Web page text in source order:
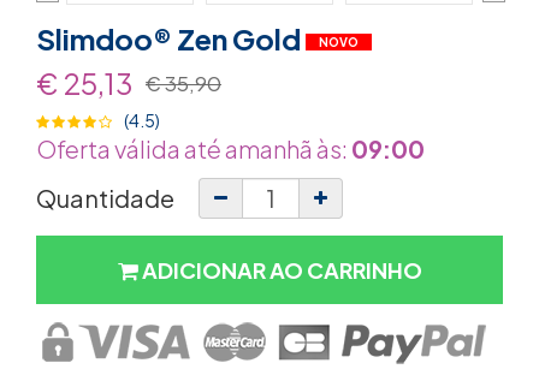
Slimdoo® Zen Gold NOVO
€ 35,90
€ 25,13
(4.5)
Oferta válida até amanhã às: 09:00
Quantidade
ADICIONAR AO CARRINHO